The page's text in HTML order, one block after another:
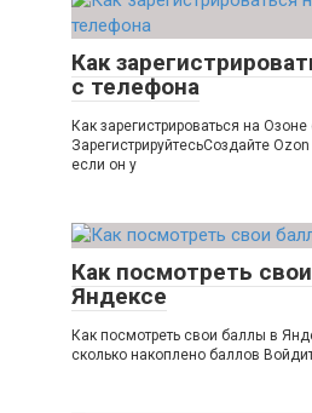
Как
с телефона
Как зарегистрироваться на
ЗарегистрируйтесьСоздайте Ozon
если он у
Как посмотреть
Яндексе
Как посмотреть свои баллы в
сколько накоплено баллов